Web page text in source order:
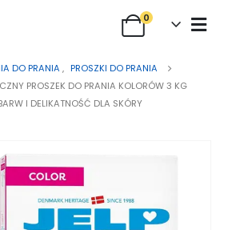
0
DO PRANIA , PROSZKI DO PRANIA
PROSZEK DO PRANIA KOLORÓW 3 KG
I DELIKATNOŚĆ DLA SKÓRY